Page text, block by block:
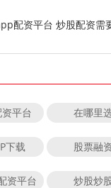
配资平台 炒股配资需
平台 在哪里
下载 股票融
资平台 炒股炒